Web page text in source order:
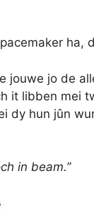
jouwe jo de
it libben mei
dy hun jûn
in beam.”